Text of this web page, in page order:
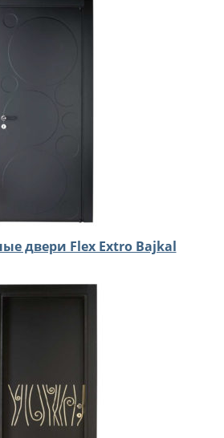
двери Flex Extro Bajkal